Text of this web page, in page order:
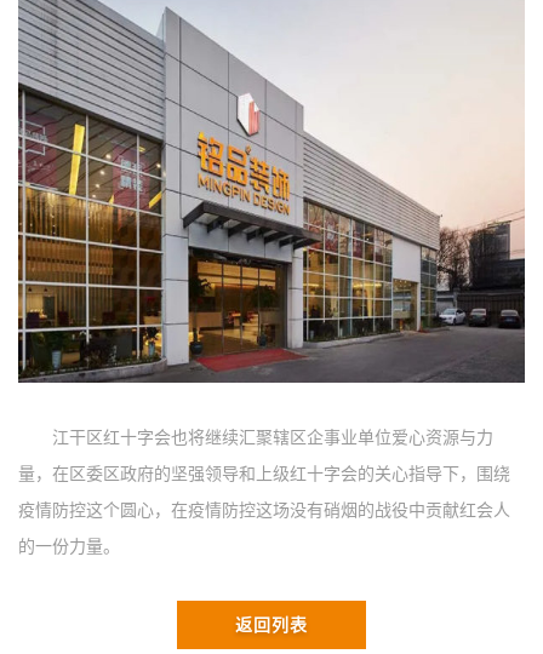
江干区红十字会也将继续汇聚辖区企事业单位爱心资源与力
量，在区委区政府的坚强领导和上级红十字会的关心指导下，围绕
疫情防控这个圆心，在疫情防控这场没有硝烟的战役中贡献红会人
的一份力量。
返回列表